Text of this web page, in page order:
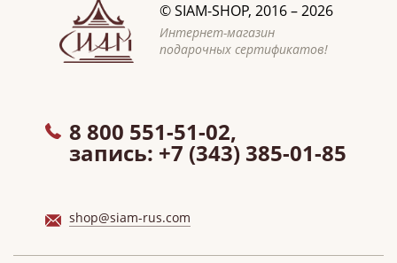
©SIAM-SHOP, 2016 – 2026
Интернет-магазин
подарочных сертификатов!
8 800 551-51-02,
запись: +7 (343) 385-01-85
shop@siam-rus.com